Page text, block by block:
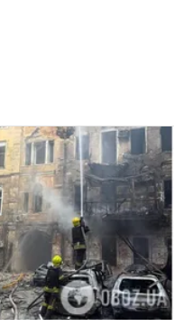
атаку на Одесу:
є постраждалі.
та дрони
на оренду
з парламентарів